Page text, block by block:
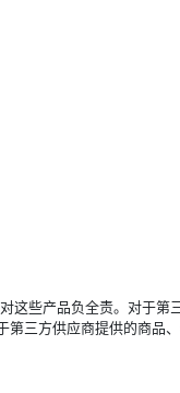
这些产品负全责。对于第
第三方供应商提供的商品